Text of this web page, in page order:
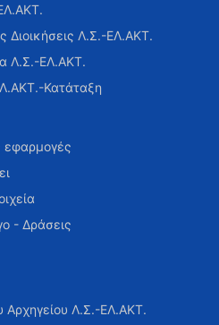
Διοικήσεις Λ.Σ.-ΕΛ.ΑΚΤ.
Λ.Σ.-ΕΛ.ΑΚΤ.
Κατάταξη
εφαρμογές
- Δράσεις
Αρχηγείου Λ.Σ.-ΕΛ.ΑΚΤ.